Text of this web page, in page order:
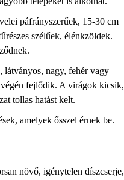
páfrányszerűek, 15-30 cm
szélűek, élénkzöldek.
látványos, nagy, fehér vagy
fejlődik. A virágok kicsik,
tollas hatást kelt.
amelyek ősszel érnek be.
növő, igénytelen díszcserje,